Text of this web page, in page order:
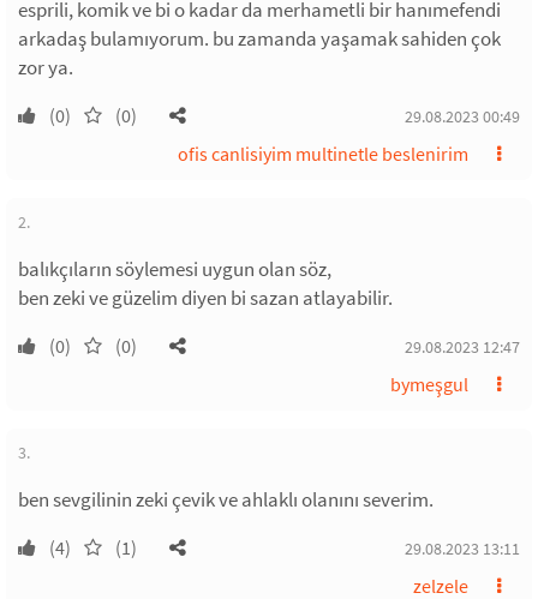
esprili, komik ve bi o kadar da merhametli bir hanımefendi
arkadaş bulamıyorum. bu zamanda yaşamak sahiden çok
zor ya.
(0) (0) 29.08.2023 00:49
ofis canlisiyim multinetle beslenirim
2.
balıkçıların söylemesi uygun olan söz,
ben zeki ve güzelim diyen bi sazan atlayabilir.
(0) (0) 29.08.2023 12:47
bymeşgul
3.
ben sevgilinin zeki çevik ve ahlaklı olanını severim.
(4) (1) 29.08.2023 13:11
zelzele